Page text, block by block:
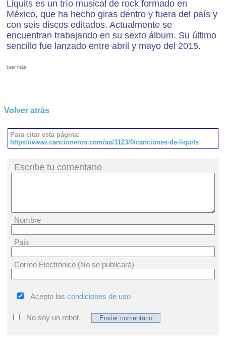
Liquits es un trío musical de rock formado en
México, que ha hecho giras dentro y fuera del país y
con seis discos editados. Actualmente se
encuentran trabajando en su sexto álbum. Su último
sencillo fue lanzado entre abril y mayo del 2015.
Leer más
Volver atrás
Para citar esta página:
https://www.cancioneros.com/aa/3123/0/canciones-de-liquits
Escribe tu comentario
Nombre
País
Correo Electrónico (No se publicará)
Acepto las condiciones de uso
No soy un robot